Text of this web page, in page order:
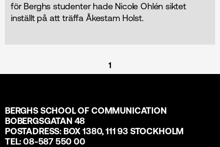
för Berghs studenter hade Nicole Ohlén siktet
inställt på att träffa Åkestam Holst.
1
BERGHS SCHOOL OF COMMUNICATION
BOBERGSGATAN 48
POSTADRESS: BOX 1380, 111 93 STOCKHOLM
TEL: 08-587 550 00